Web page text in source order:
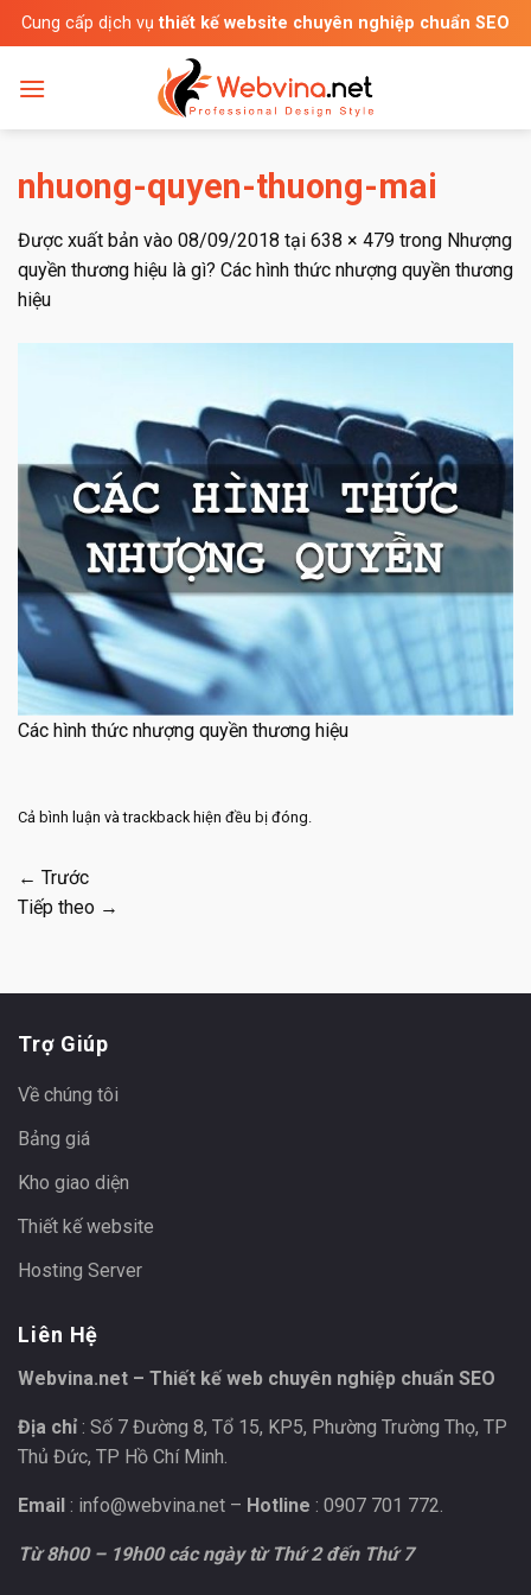
qua
dung
Cung cấp dịch vụ thiết kế website chuyên nghiệp chuẩn SEO
nhuong-quyen-thuong-mai
Được xuất bản vào 08/09/2018 tại 638 × 479 trong Nhượng
quyền thương hiệu là gì? Các hình thức nhượng quyền thương
hiệu
Các hình thức nhượng quyền thương hiệu
Cả bình luận và trackback hiện đều bị đóng.
← Trước
Tiếp theo →
Trợ Giúp
Về chúng tôi
Bảng giá
Kho giao diện
Thiết kế website
Hosting Server
Liên Hệ
Webvina.net – Thiết kế web chuyên nghiệp chuẩn SEO
Địa chỉ : Số 7 Đường 8, Tổ 15, KP5, Phường Trường Thọ, TP
Thủ Đức, TP Hồ Chí Minh.
Email : info@webvina.net – Hotline : 0907 701 772.
Từ 8h00 – 19h00 các ngày từ Thứ 2 đến Thứ 7